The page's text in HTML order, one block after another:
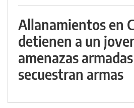
Allanamientos en
detienen a un
amenazas
secuestran armas